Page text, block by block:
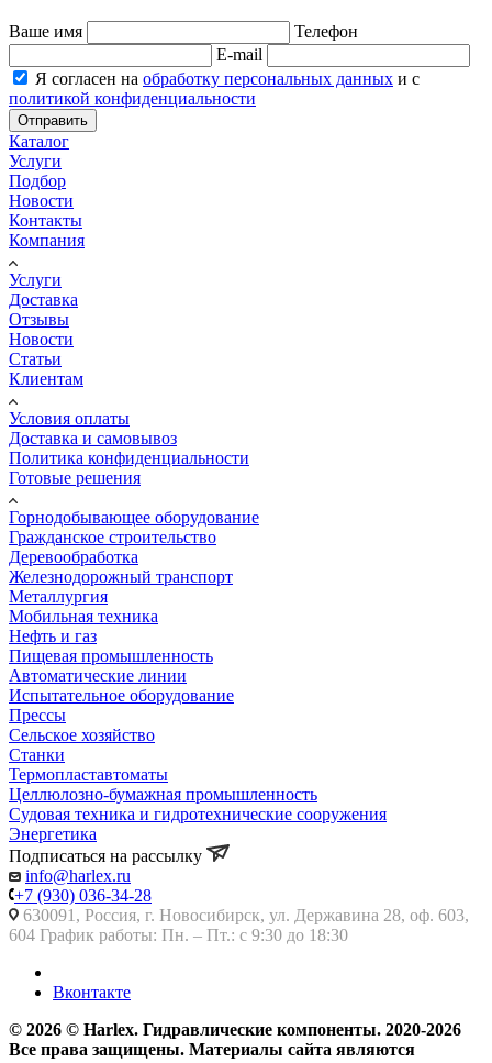
Ваше имя
Телефон
E-mail
Я согласен на обработку персональных данных и с
политикой конфиденциальности
Отправить
Каталог
Услуги
Подбор
Новости
Контакты
Компания
Услуги
Доставка
Отзывы
Новости
Статьи
Клиентам
Условия оплаты
Доставка и самовывоз
Политика конфиденциальности
Готовые решения
Горнодобывающее оборудование
Гражданское строительство
Деревообработка
Железнодорожный транспорт
Металлургия
Мобильная техника
Нефть и газ
Пищевая промышленность
Автоматические линии
Испытательное оборудование
Прессы
Сельское хозяйство
Станки
Термопластавтоматы
Целлюлозно-бумажная промышленность
Судовая техника и гидротехнические сооружения
Энергетика
Подписаться на рассылку
info@harlex.ru
+7 (930) 036-34-28
630091, Россия, г. Новосибирск, ул. Державина 28, оф. 603,
604 График работы: Пн. – Пт.: с 9:30 до 18:30
Вконтакте
© 2026 © Harlex. Гидравлические компоненты. 2020-2026
Все права защищены. Материалы сайта являются